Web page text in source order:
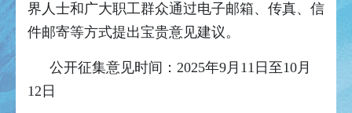
界人士和广大职工群众通过电子邮箱、传真、信
件邮寄等方式提出宝贵意见建议。
公开征集意见时间：2025年9月11日至10月
12日